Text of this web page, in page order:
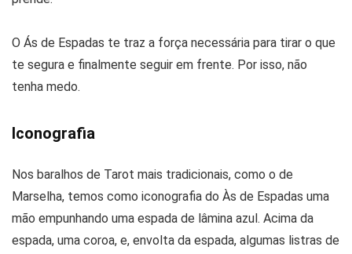
O Ás de Espadas te traz a força necessária para tirar o que
te segura e finalmente seguir em frente. Por isso, não
tenha medo.
Iconografia
Nos baralhos de Tarot mais tradicionais, como o de
Marselha, temos como iconografia do Às de Espadas uma
mão empunhando uma espada de lâmina azul. Acima da
espada, uma coroa, e, envolta da espada, algumas listras de